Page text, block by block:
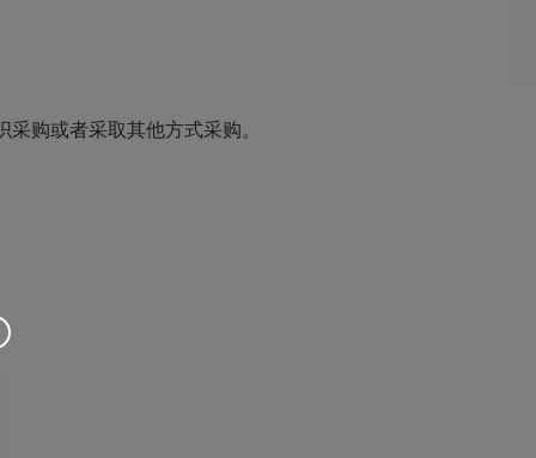
购或者采取其他方式采购。